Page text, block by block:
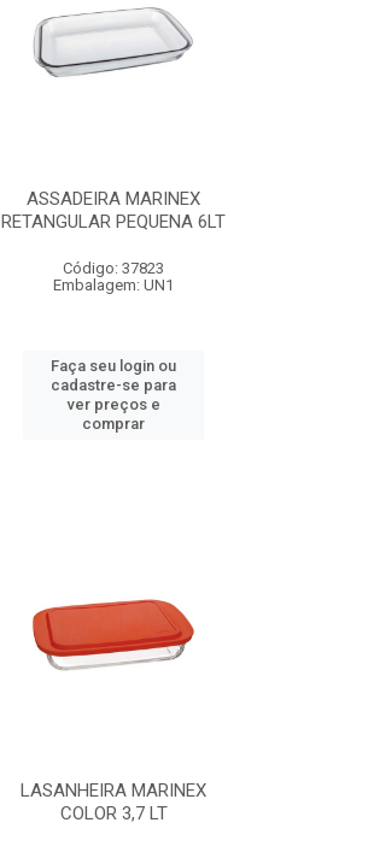
ASSADEIRA MARINEX
RETANGULAR PEQUENA 6LT
Código: 37823
Embalagem: UN1
Faça seu login ou
cadastre-se para
ver preços e
comprar
LASANHEIRA MARINEX
COLOR 3,7 LT